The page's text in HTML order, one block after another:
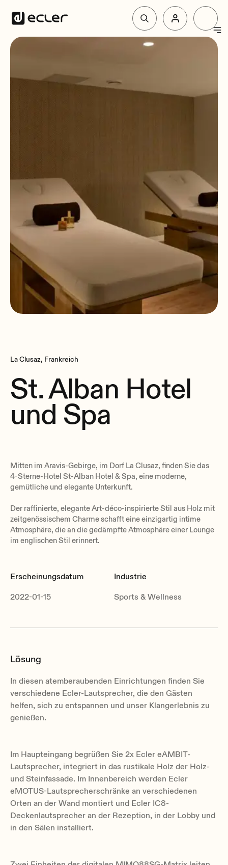
La Clusaz, Frankreich
St. Alban Hotel
und Spa
Mitten im Aravis-Gebirge, im Dorf La Clusaz, finden Sie das
4-Sterne-Hotel St-Alban Hotel & Spa, eine moderne,
gemütliche und elegante Unterkunft.
Der raffinierte, elegante Art-déco-inspirierte Stil aus Holz mit
zeitgenössischem Charme schafft eine einzigartig intime
Atmosphäre, die an die gedämpfte Atmosphäre einer Lounge
im englischen Stil erinnert.
Erscheinungsdatum
2022-01-15
Industrie
Sports & Wellness
Lösung
In diesen atemberaubenden Einrichtungen finden Sie
verschiedene Ecler-Lautsprecher, die den Gästen
helfen, sich zu entspannen und unser Klangerlebnis zu
genießen.
Im Haupteingang begrüßen Sie 2x Ecler eAMBIT-
Lautsprecher, integriert in das rustikale Holz der Holz-
und Steinfassade. Im Innenbereich werden Ecler
eMOTUS-Lautsprecherschränke an verschiedenen
Orten an der Wand montiert und Ecler IC8-
Deckenlautsprecher an der Rezeption, in der Lobby und
in den Sälen installiert.